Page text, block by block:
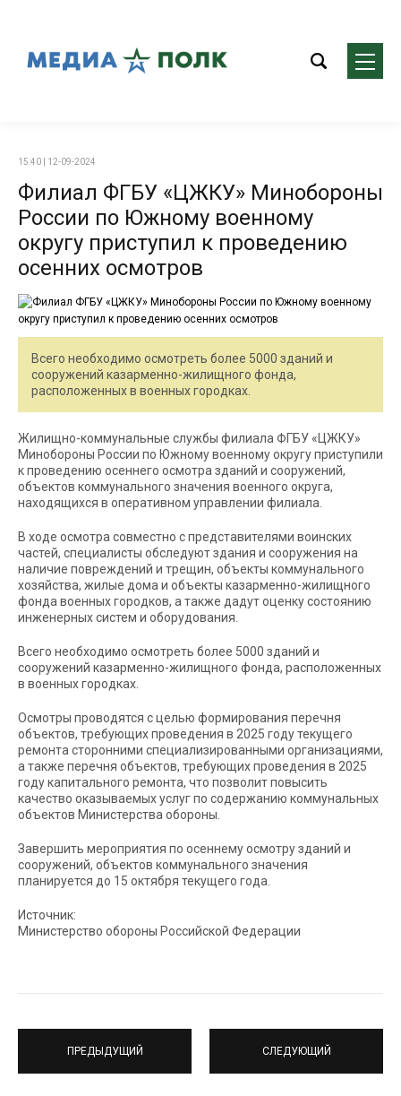
15:40 | 12-09-2024
Филиал ФГБУ «ЦЖКУ» Минобороны
России по Южному военному
округу приступил к проведению
осенних осмотров
Всего необходимо осмотреть более 5000 зданий и
сооружений казарменно-жилищного фонда,
расположенных в военных городках.
Жилищно-коммунальные службы филиала ФГБУ «ЦЖКУ»
Минобороны России по Южному военному округу приступили
к проведению осеннего осмотра зданий и сооружений,
объектов коммунального значения военного округа,
находящихся в оперативном управлении филиала.
В ходе осмотра совместно с представителями воинских
частей, специалисты обследуют здания и сооружения на
наличие повреждений и трещин, объекты коммунального
хозяйства, жилые дома и объекты казарменно-жилищного
фонда военных городков, а также дадут оценку состоянию
инженерных систем и оборудования.
Всего необходимо осмотреть более 5000 зданий и
сооружений казарменно-жилищного фонда, расположенных
в военных городках.
Осмотры проводятся с целью формирования перечня
объектов, требующих проведения в 2025 году текущего
ремонта сторонними специализированными организациями,
а также перечня объектов, требующих проведения в 2025
году капитального ремонта, что позволит повысить
качество оказываемых услуг по содержанию коммунальных
объектов Министерства обороны.
Завершить мероприятия по осеннему осмотру зданий и
сооружений, объектов коммунального значения
планируется до 15 октября текущего года.
Источник:
Министерство обороны Российской Федерации
ПРЕДЫДУЩИЙ СЛЕДУЮЩИЙ